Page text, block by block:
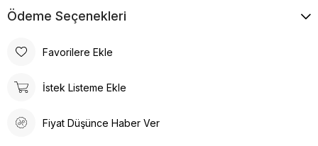
Ödeme Seçenekleri
Favorilere Ekle
İstek Listeme Ekle
Fiyat Düşünce Haber Ver